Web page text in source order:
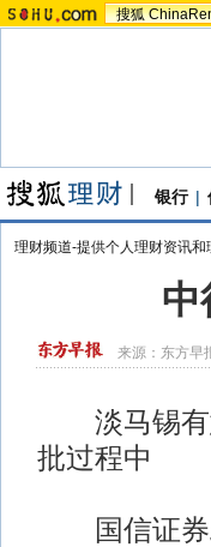
搜狐
银行 |
理财频道-提供个人理财资讯和
中
来源： 东方早
淡马锡有
批过程中
国信证券